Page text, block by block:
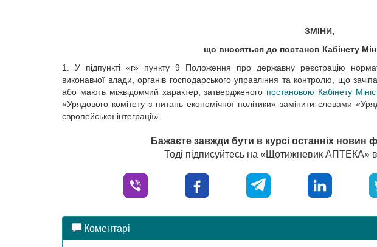
ЗМІНИ,
що вносяться до постанов Кабінету
1. У підпункті «г» пункту 9 Положення про державну реєстрацію
виконавчої влади, органів господарського управління та контролю, що
або мають міжвідомчий характер, затвердженого постановою Кабінету
«Урядового комітету з питань економічної політики» замінити словами
європейської інтеграції».
Бажаєте завжди бути в курсі останніх новин
Тоді підписуйтесь на «Щотижневик АПТЕКА»
Коментарі